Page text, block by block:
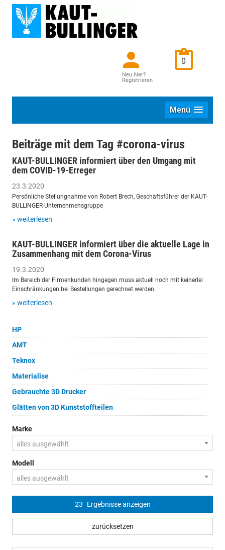
Neu hier?
Registrieren
0
Menü
Beiträge mit dem Tag #corona-virus
KAUT-BULLINGER informiert über den Umgang mit
dem COVID-19-Erreger
23.3.2020
Persönliche Stellungnahme von Robert Brech, Geschäftsführer der KAUT-
BULLINGER-Unternehmensgruppe
» weiterlesen
KAUT-BULLINGER informiert über die aktuelle Lage in
Zusammenhang mit dem Corona-Virus
19.3.2020
Im Bereich der Firmenkunden hingegen muss aktuell noch mit keinerlei
Einschränkungen bei Bestellungen gerechnet werden.
» weiterlesen
HP
AMT
Teknox
Materialise
Gebrauchte 3D Drucker
Glätten von 3D Kunststoffteilen
Marke
alles ausgewählt
Modell
alles ausgewählt
23 Ergebnisse anzeigen
zurücksetzen